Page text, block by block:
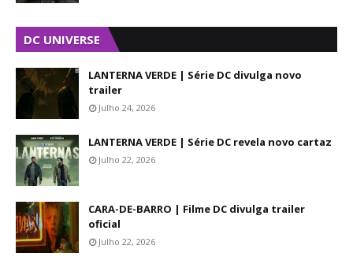
DC UNIVERSE
LANTERNA VERDE | Série DC divulga novo
trailer
Julho 24, 2026
LANTERNA VERDE | Série DC revela novo cartaz
Julho 22, 2026
CARA-DE-BARRO | Filme DC divulga trailer
oficial
Julho 22, 2026